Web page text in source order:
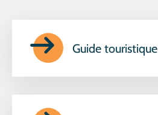
SPORTS Guide touristique